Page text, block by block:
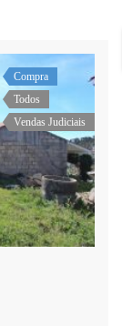
Compra
Todos
Vendas Judiciais